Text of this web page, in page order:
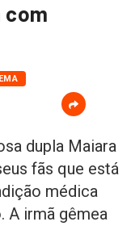
com
dupla Maiara
fãs que está
médica
A irmã gêmea